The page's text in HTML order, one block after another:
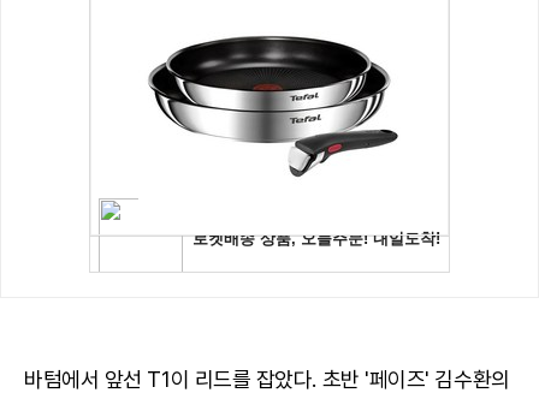
바텀에서 앞선 T1이 리드를 잡았다. 초반 '페이즈' 김수환의